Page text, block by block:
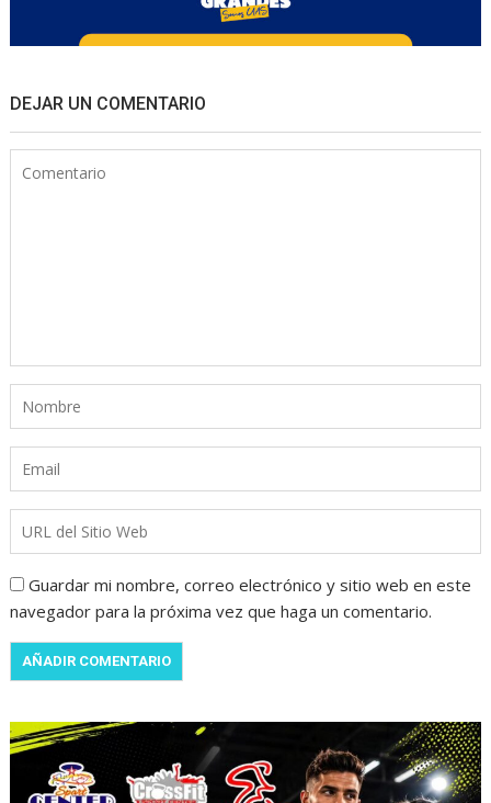
DEJAR UN COMENTARIO
Guardar mi nombre, correo electrónico y sitio web en este
navegador para la próxima vez que haga un comentario.